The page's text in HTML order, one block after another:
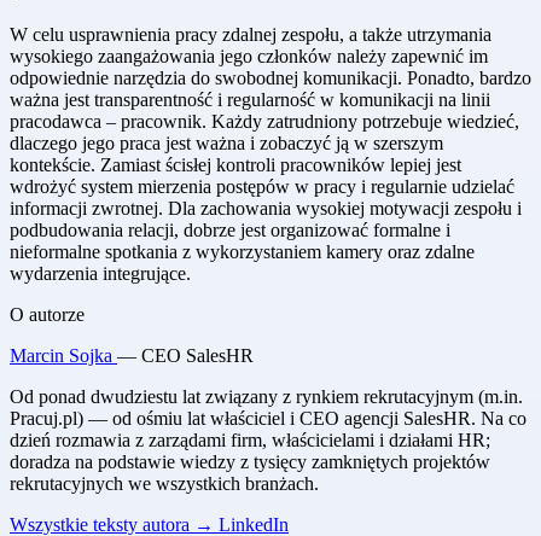
W celu usprawnienia pracy zdalnej zespołu, a także utrzymania
wysokiego zaangażowania jego członków należy zapewnić im
odpowiednie narzędzia do swobodnej komunikacji. Ponadto, bardzo
ważna jest transparentność i regularność w komunikacji na linii
pracodawca – pracownik. Każdy zatrudniony potrzebuje wiedzieć,
dlaczego jego praca jest ważna i zobaczyć ją w szerszym
kontekście. Zamiast ścisłej kontroli pracowników lepiej jest
wdrożyć system mierzenia postępów w pracy i regularnie udzielać
informacji zwrotnej. Dla zachowania wysokiej motywacji zespołu i
podbudowania relacji, dobrze jest organizować formalne i
nieformalne spotkania z wykorzystaniem kamery oraz zdalne
wydarzenia integrujące.
O autorze
Marcin Sojka — CEO SalesHR
Od ponad dwudziestu lat związany z rynkiem rekrutacyjnym (m.in.
Pracuj.pl) — od ośmiu lat właściciel i CEO agencji SalesHR. Na co
dzień rozmawia z zarządami firm, właścicielami i działami HR;
doradza na podstawie wiedzy z tysięcy zamkniętych projektów
rekrutacyjnych we wszystkich branżach.
Wszystkie teksty autora → LinkedIn